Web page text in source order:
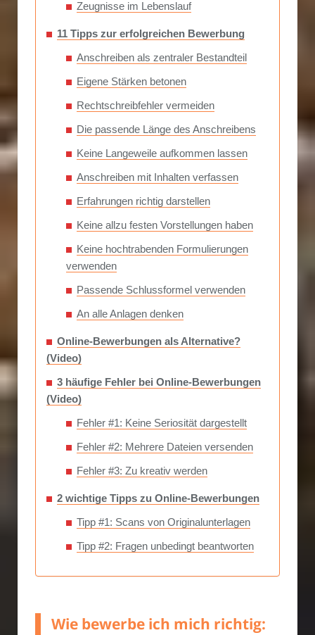
Zeugnisse im Lebenslauf
11 Tipps zur erfolgreichen Bewerbung
Anschreiben als zentraler Bestandteil
Eigene Stärken betonen
Rechtschreibfehler vermeiden
Die passende Länge des Anschreibens
Keine Langeweile aufkommen lassen
Anschreiben mit Inhalten verfassen
Erfahrungen richtig darstellen
Keine allzu festen Vorstellungen haben
Keine hochtrabenden Formulierungen
verwenden
Passende Schlussformel verwenden
An alle Anlagen denken
Online-Bewerbungen als Alternative?
(Video)
3 häufige Fehler bei Online-Bewerbungen
(Video)
Fehler #1: Keine Seriosität dargestellt
Fehler #2: Mehrere Dateien versenden
Fehler #3: Zu kreativ werden
2 wichtige Tipps zu Online-Bewerbungen
Tipp #1: Scans von Originalunterlagen
Tipp #2: Fragen unbedingt beantworten
Wie bewerbe ich mich richtig: